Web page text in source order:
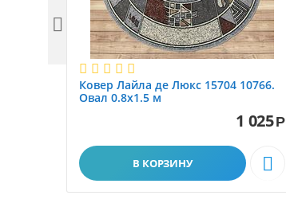
Ковер Лайла де Люкс 15704 10766.
Овал 0.8x1.5 м
1 025Р
В КОРЗИНУ 
